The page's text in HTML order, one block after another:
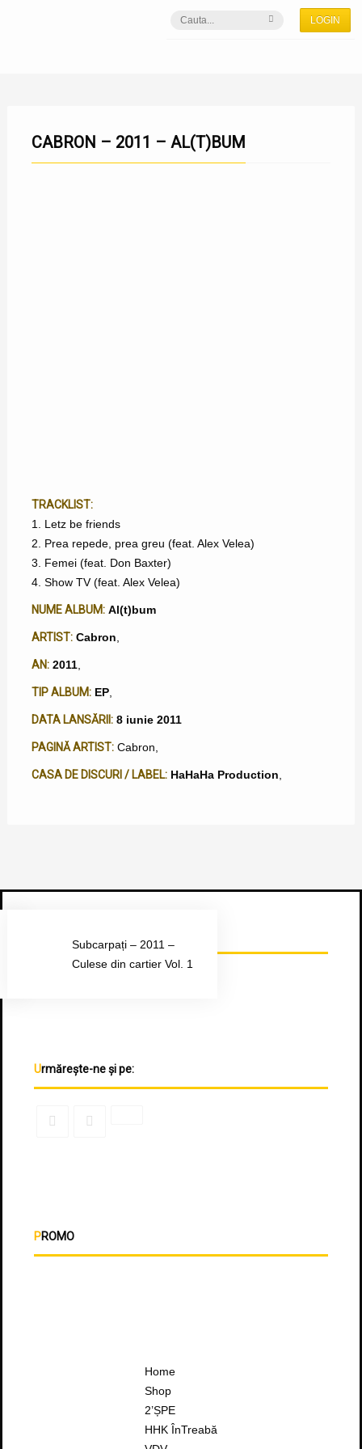
LOGIN
CABRON – 2011 – AL(T)BUM
TRACKLIST:
1. Letz be friends
2. Prea repede, prea greu (feat. Alex Velea)
3. Femei (feat. Don Baxter)
4. Show TV (feat. Alex Velea)
NUME ALBUM: Al(t)bum
ARTIST: Cabron
AN: 2011,
TIP ALBUM: EP,
DATA LANSĂRII: 8 iunie 2011
PAGINĂ ARTIST: Cabron
CASA DE DISCURI / LABEL: HaHaHa Production
Subcarpați – 2011 –
Culese din cartier Vol. 1
Urmărește-ne și pe:
PROMO
Home
Shop
2’ȘPE
HHK ÎnTreabă